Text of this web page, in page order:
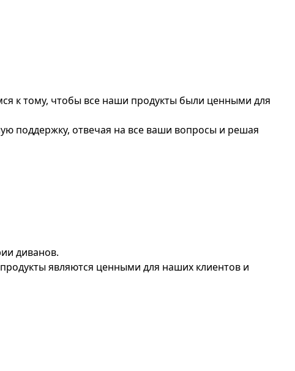
к тому, чтобы все наши продукты были ценными для
поддержку, отвечая на все ваши вопросы и решая
диванов.
являются ценными для наших клиентов и